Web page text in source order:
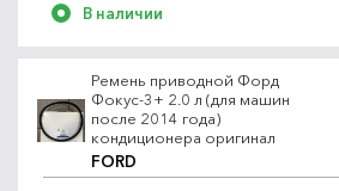
В наличии
Ремень приводной Форд
Фокус-3+ 2.0 л (для машин
после 2014 года)
кондиционера оригинал
FORD